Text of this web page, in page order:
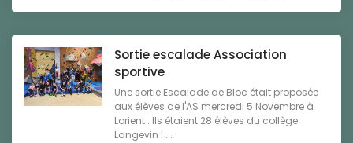
Sortie escalade Association
sportive
Une sortie Escalade de Bloc était proposée
aux élèves de l'AS mercredi 5 Novembre à
Lorient . Ils étaient 28 élèves du collège
Langevin ! ...